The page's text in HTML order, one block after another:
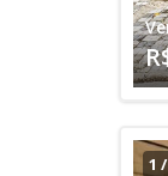
1 /